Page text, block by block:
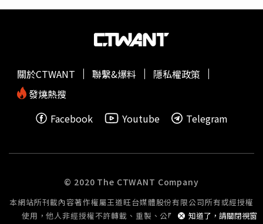
持續向中國出口大量原油，並放行與中國交易有關的油輪通
院全體表決。前聯準會理事凱文華許。就在提里斯劃下界線
許（Kevin Warsh）將接替鮑爾成為新任Fed主席。此人事
安排進入政治敏感時刻，但是否能順利進入參院程序，仍存
幣政策上的做法。他們不滿鮑爾未按照白宮希望的速度或幅
度降息，認為這影響經濟表現。鮑爾本人於1月11日公開表
準會在利率決策上依然「根據最符合公眾利益的判斷，而非
「這不是因為無能，就是涉及某種形式的腐敗或回扣。」他
同時稱讚皮洛非常傑出，會查個水落石出。對此，聯準會方
面回應稱，翻修工程是為了長遠節省成本，並試圖解釋成本
增加的原因。聯準會強調，這些調整旨在提高效率，並非浪
知道了，請關閉視窗
關於CTWANT 聯繫&爆料
隱私權政策
發燒熱搜
Facebook
Youtube Telegram
© 2020 The CTWANT Company
本網站所刊載內容著作權屬王道旺台媒體股份有限公司所有或經授權
使用，他人非經授權不許轉載、重製、公開播送或公開傳輸。